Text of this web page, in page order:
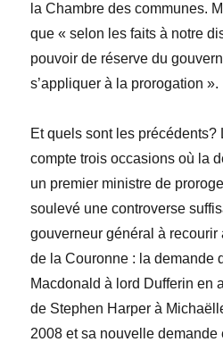
la Chambre des communes.
que « selon les faits à notre
pouvoir de réserve du
s’appliquer à la prorogation ».
Et quels sont les précédents?
compte trois occasions où la
un premier ministre de
soulevé une controverse
gouverneur général à
de la Couronne : la demande
Macdonald à lord Dufferin en
de Stephen Harper à
2008 et sa nouvelle demande